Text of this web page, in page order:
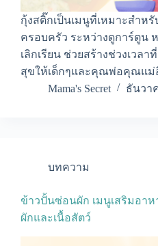
กุ้งสติ๊กเป็นเมนูที่เหมาะสำห
ครอบครัว ระหว่างดูการ์ตูน
เลิกเรียน ช่วยสร้างช่วงเวล
สุขให้เด็กๆและคุณพ่อคุณแม่
Mama's Secret
ธันวา
บทความ
ข้าวปั้นซ่อนผัก เมนูเสริมอา
ผักและเนื้อสัตว์